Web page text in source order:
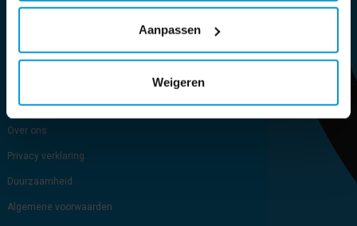
Aanpassen
Weigeren
Blog
Brochure
Over ons
Privacy verklaring
Duurzaamheid
Algemene voorwaarden